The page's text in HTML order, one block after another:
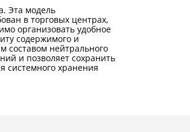
Эта модель
в торговых центрах,
организовать удобное
содержимого и
составом нейтрального
и позволяет сохранить
хранения